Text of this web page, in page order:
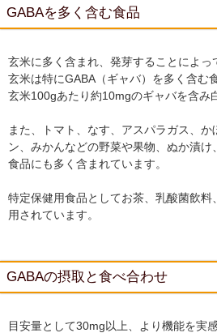
GABAを多く含む食品
玄米に多く含まれ、発芽することによ
玄米は特にGABA（ギャバ）を多く含む
玄米100gあたり約10mgのギャバを含み
また、トマト、なす、アスパラガス、か
ン、みかんなどの野菜や果物、ぬか漬
食品にも多く含まれています。
特定保健用食品としてお茶、乳酸菌飲料
用されています。
GABAの摂取と食べ合わせ
目安量として30mg以上、より機能を実